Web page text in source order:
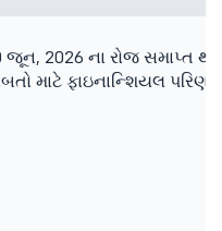
જૂન, 2026 ના રોજ
માટે ફાઇનાન્શિયલ